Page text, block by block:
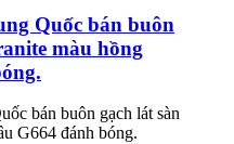
Quốc bán buôn
màu hồng
bán buôn gạch lát sàn
G664 đánh bóng.